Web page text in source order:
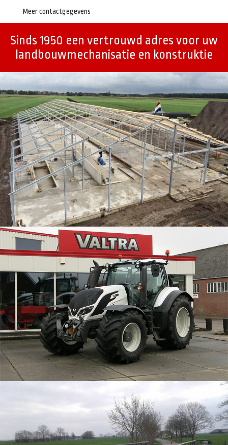
Meer contactgegevens
Sinds 1950 een vertrouwd adres voor uw
landbouwmechanisatie en konstruktie